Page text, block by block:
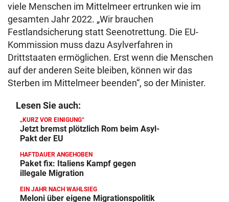
viele Menschen im Mittelmeer ertrunken wie im
gesamten Jahr 2022. „Wir brauchen
Festlandsicherung statt Seenotrettung. Die EU-
Kommission muss dazu Asylverfahren in
Drittstaaten ermöglichen. Erst wenn die Menschen
auf der anderen Seite bleiben, können wir das
Sterben im Mittelmeer beenden“, so der Minister.
Lesen Sie auch:
„KURZ VOR EINIGUNG“
Jetzt bremst plötzlich Rom beim Asyl-
Pakt der EU
HAFTDAUER ANGEHOBEN
Paket fix: Italiens Kampf gegen
illegale Migration
EIN JAHR NACH WAHLSIEG
Meloni über eigene Migrationspolitik